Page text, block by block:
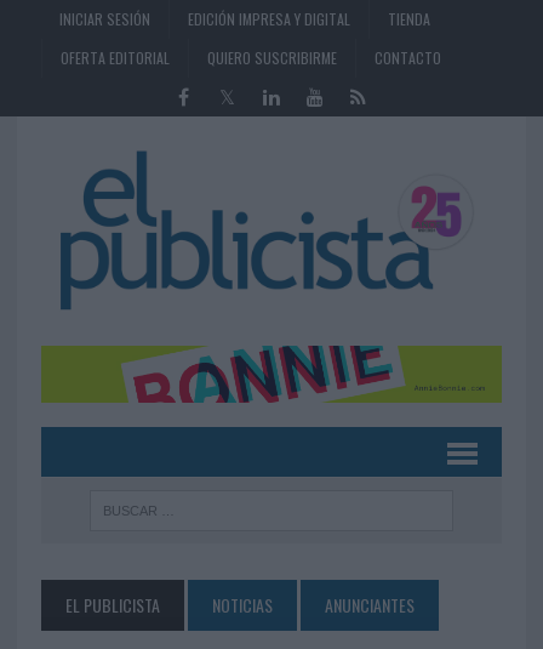
INICIAR SESIÓN EDICIÓN IMPRESA Y DIGITAL
TIENDA
OFERTA EDITORIAL
QUIERO SUSCRIBIRME CONTACTO
EL PUBLICISTA NOTICIAS ANUNCIANTES